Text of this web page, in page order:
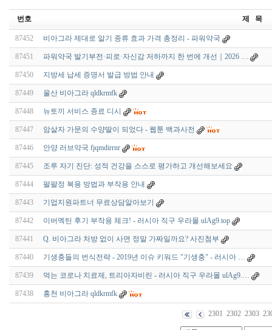
번호 제 목
87452 비아그라 제대로 알기 종류 효과 가격 총정리 - 파워약국
87451 파워약국 발기부전·피로·자신감 저하까지 한 번에 개선｜2026 …
87450 지방세 납세 증명서 발급 방법 안내
87449 울산 비아그라 qldkrmfk
87448 뉴토끼 서비스 종료 디시
87447 암살자 가문의 수양딸이 되었다 - 웹툰 백과사전
87446 안양 러브약국 fjqmdirrnr
87445 조루 자기 진단: 성적 건강을 스스로 평가하고 개선해보세요
87444 팔팔정 복용 방법과 부작용 안내
87443 기업지원파트너 무료상담알아보기
87442 이버멕틴 후기 부작용 체크! - 러시아 직구 우라몰 ulAg9.top
87441 Q. 비아그라 처방 없이 사면 정말 가짜일까요? 사진첨부
87440 기생충들의 번식전략 - 2019년 이슈 키워드 "기생충" - 러시아 …
87439 먹는 코로나 치료제, 트리아자비린 - 러시아 직구 우라몰 ulAg9.…
87438 홍천 비아그라 qldkrmfk
2301 2302 2303